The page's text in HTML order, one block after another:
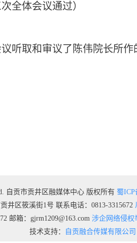
全体会议通过）
听取和审议了陈伟院长所作
自贡市贡井区融媒体中心 版权所有 蜀ICP
井区筱溪街1号 联系电话：0813-3315672
邮箱：gjrm1209@163.com涉企网络侵权
技术支持：
自贡融合传媒有限公司